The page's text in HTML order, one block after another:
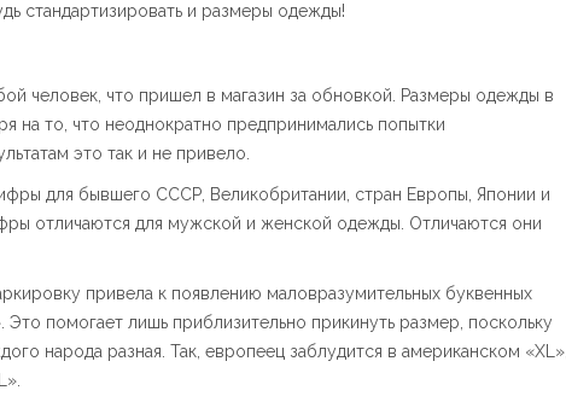
стандартизировать и размеры одежды!
человек, что пришел в магазин за обновкой. Размеры одежды в
на то, что неоднократно предпринимались попытки
это так и не привело.
для бывшего СССР, Великобритании, стран Европы, Японии и
отличаются для мужской и женской одежды. Отличаются они
привела к появлению маловразумительных буквенных
помогает лишь приблизительно прикинуть размер, поскольку
народа разная. Так, европеец заблудится в американском «XL»,